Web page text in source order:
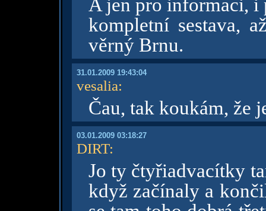
A jen pro informaci, i
kompletní sestava,
věrný Brnu.
31.01.2009 19:43:04
vesalia:
Čau, tak koukám, že
03.01.2009 03:18:27
DIRT:
Jo ty čtyřiadvacítky
když začínaly a